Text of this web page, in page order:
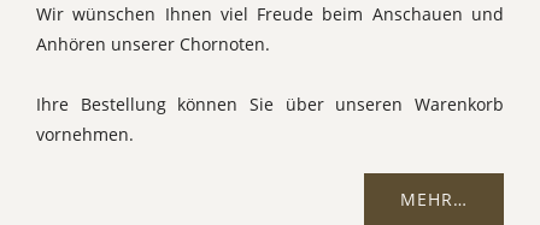
Wir wünschen Ihnen viel Freude beim Anschauen und
Anhören unserer Chornoten.
Ihre Bestellung können Sie über unseren Warenkorb
vornehmen.
MEHR…